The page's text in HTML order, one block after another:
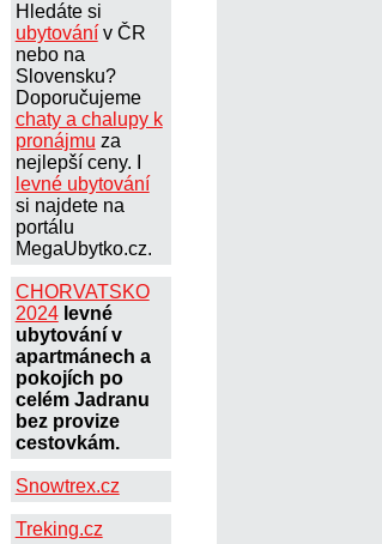
Hledáte si
ubytovánív ČR
nebo na
Slovensku?
Doporučujeme
chaty a chalupy k
pronájmu za
nejlepší ceny. I
levné ubytování
si najdete na
portálu
MegaUbytko.cz.
CHORVATSKO
2024 levné
ubytování v
apartmánech a
pokojích po
celém Jadranu
bez provize
cestovkám.
Snowtrex.cz
Treking.cz